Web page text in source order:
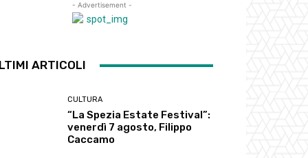
- Advertisement -
ARTICOLI
CULTURA
“La Spezia Estate Festival”:
venerdì 7 agosto, Filippo
Caccamo